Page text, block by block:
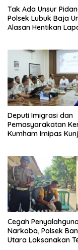
Tak Ada Unsur
Polsek Lubuk Baja
Alasan Hentikan
Deputi Imigrasi dan
Pemasyarakatan
Kumham Imipas
Cegah
Narkoba, Polsek
Utara Laksanakan